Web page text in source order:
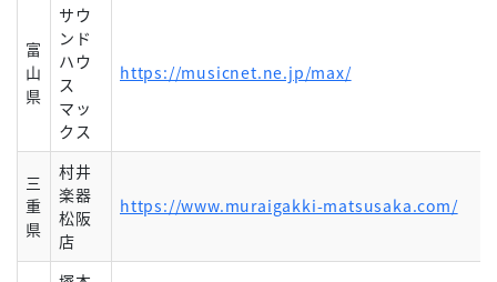
富
山
県
サウ
ンド
ハウ
ス
マッ
クス
https://musicnet.ne.jp/max/
三
重
県
村井
楽器
松阪
店
https://www.muraigakki-matsusaka.com/